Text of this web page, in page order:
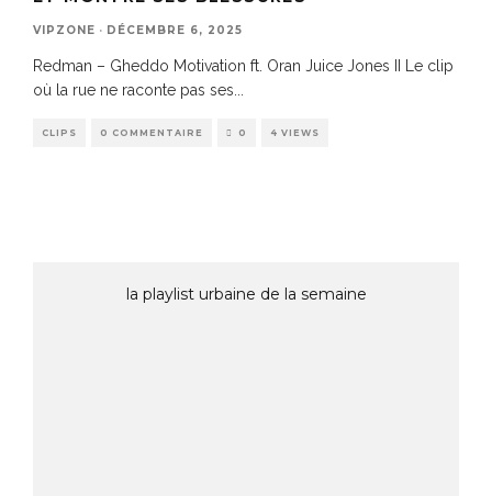
VIPZONE · DÉCEMBRE 6, 2025
Redman – Gheddo Motivation ft. Oran Juice Jones II Le clip
où la rue ne raconte pas ses
CLIPS 0 COMMENTAIRE 0 4 VIEWS
la playlist urbaine de la semaine